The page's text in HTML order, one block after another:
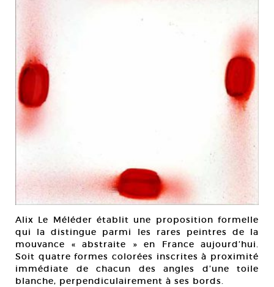
Alix Le Méléder établit une proposition formelle
qui la distingue parmi les rares peintres de la
mouvance « abstraite » en France aujourd’hui.
Soit quatre formes colorées inscrites à proximité
immédiate de chacun des angles d’une toile
blanche, perpendiculairement à ses bords.